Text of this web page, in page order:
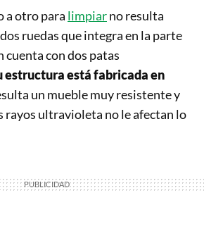
a otro para limpiarno resulta
ruedas que integra en la parte
con dos patas
estructura está fabricada en
un mueble muy resistente y
rayos ultravioleta no le afectan lo